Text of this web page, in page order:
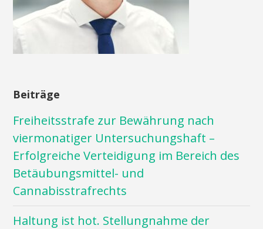
Beiträge
Freiheitsstrafe zur Bewährung nach
viermonatiger Untersuchungshaft –
Erfolgreiche Verteidigung im Bereich des
Betäubungsmittel- und
Cannabisstrafrechts
Haltung ist hot. Stellungnahme der